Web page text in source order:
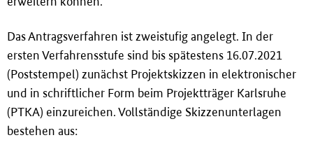
Das Antragsverfahren ist zweistufig angelegt. In der
ersten Verfahrensstufe sind bis spätestens 16.07.2021
(Poststempel) zunächst Projektskizzen in elektronischer
und in schriftlicher Form beim Projektträger Karlsruhe
(PTKA) einzureichen. Vollständige Skizzenunterlagen
bestehen aus: